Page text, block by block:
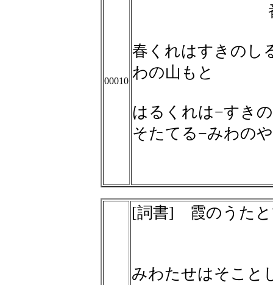
00010
春くれはすきのし
わの山もと
はるくれは−すき
そたてる−みわの
[詞書] 霞のうた
みわたせはそこと